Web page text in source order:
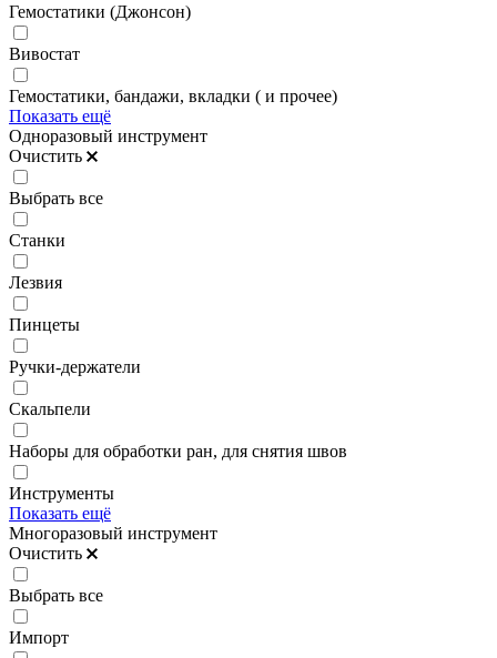
Гемостатики (Джонсон)
Вивостат
Гемостатики, бандажи, вкладки ( и прочее)
Показать ещё
Одноразовый инструмент
Очистить
Выбрать все
Станки
Лезвия
Пинцеты
Ручки-держатели
Скальпели
Наборы для обработки ран, для снятия швов
Инструменты
Показать ещё
Многоразовый инструмент
Очистить
Выбрать все
Импорт